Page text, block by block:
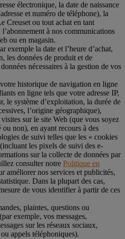
électronique, la date de naissance
et numéro de téléphone), la
Creuset ou tout achat en tant
à nos communications
ou en magasin.
exemple la date et l’heure d’achat,
les données de produit et de
nécessaires à la gestion de vos
historique de navigation en ligne
en ligne tels que votre adresse IP,
le système d’exploitation, la durée de
l’origine géographique),
sur le site Web (que vous soyez
non), en ayant recours à des
de suivi telles que les « cookies
les pixels de suivi des e-
sur la collecte de données par
consulter notre Politique en
améliorer nos services et publicités,
Dans la plupart des cas,
de vous identifier à partir de ces
plaintes, questions ou
exemple, vos messages,
sur les réseaux sociaux,
appels téléphoniques).